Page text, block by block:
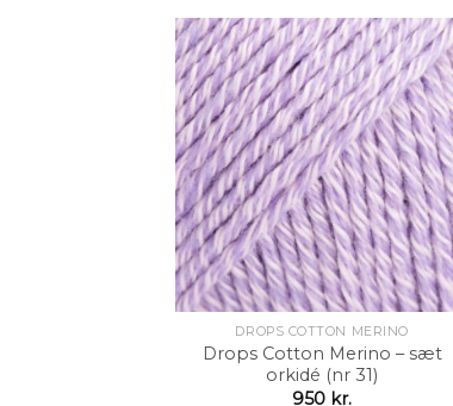
Setja á
óskalista
DROPS COTTON MERINO
Drops Cotton Merino – sæt
orkidé (nr 31)
950 kr.